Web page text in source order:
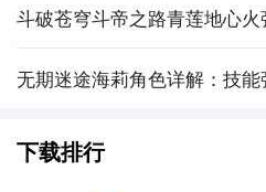
斗破苍穹斗帝之路青莲地心火
无期迷途海莉角色详解：技能
下载排行